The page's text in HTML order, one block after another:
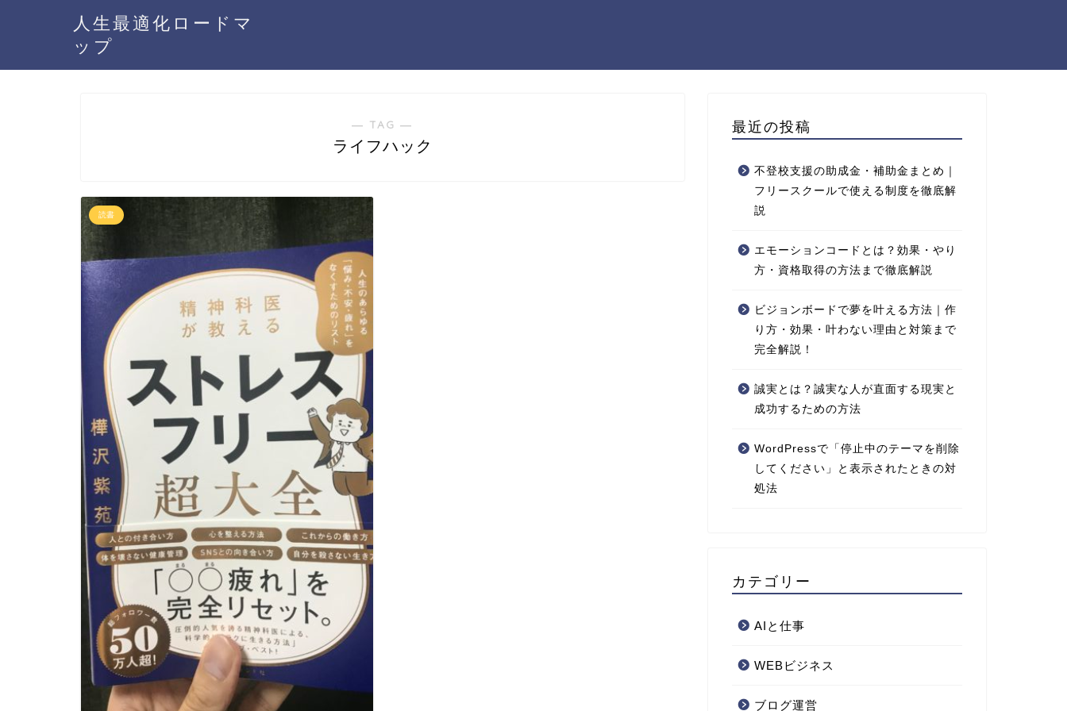
人生最適化ロードマ
ップ
― TAG ―
ライフハック
読書
最近の投稿
不登校支援の助成金・補助金まとめ｜
フリースクールで使える制度を徹底解
説
エモーションコードとは？効果・やり
方・資格取得の方法まで徹底解説
ビジョンボードで夢を叶える方法｜作
り方・効果・叶わない理由と対策まで
完全解説！
誠実とは？誠実な人が直面する現実と
成功するための方法
WordPressで「停止中のテーマを削除
してください」と表示されたときの対
処法
カテゴリー
AIと仕事
WEBビジネス
ブログ運営